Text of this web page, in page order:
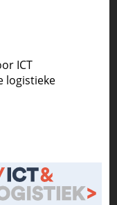
ICT
logistieke